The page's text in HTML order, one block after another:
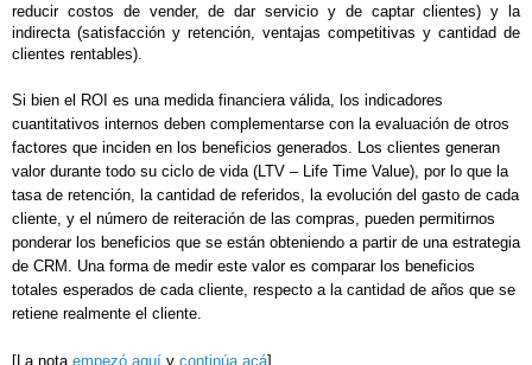
reducir costos de vender, de dar servicio y de captar clientes) y la
indirecta (satisfacción y retención, ventajas competitivas y cantidad de
clientes rentables).
Si bien el ROI es una medida financiera válida, los indicadores
cuantitativos internos deben complementarse con la evaluación de otros
factores que inciden en los beneficios generados. Los clientes generan
valor durante todo su ciclo de vida (LTV – Life Time Value), por lo que la
tasa de retención, la cantidad de referidos, la evolución del gasto de cada
cliente, y el número de reiteración de las compras, pueden permitirnos
ponderar los beneficios que se están obteniendo a partir de una estrategia
de CRM. Una forma de medir este valor es comparar los beneficios
totales esperados de cada cliente, respecto a la cantidad de años que se
retiene realmente el cliente.
[La nota empezó aquí y continúa acá]